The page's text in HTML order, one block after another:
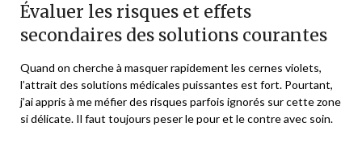
Évaluer les risques et effets
secondaires des solutions courantes
Quand on cherche à masquer rapidement les cernes violets,
l’attrait des solutions médicales puissantes est fort. Pourtant,
j’ai appris à me méfier des risques parfois ignorés sur cette zone
si délicate. Il faut toujours peser le pour et le contre avec soin.